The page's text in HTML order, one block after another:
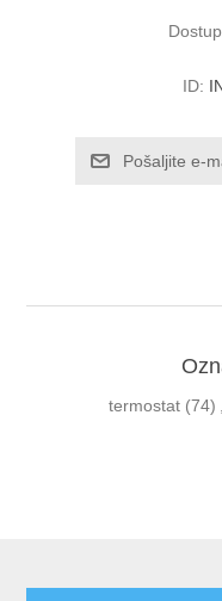
ID:
termostat (74)